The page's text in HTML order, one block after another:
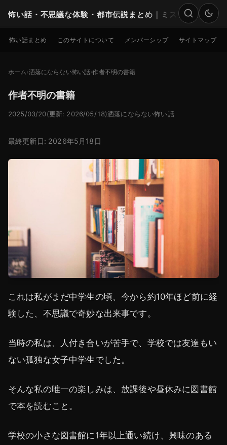
怖い話・不思議な体験・都市伝説まとめ｜ミステリー
検索
怖い話まとめ このサイトについて メンバーシップ サイトマップ
ホーム 洒落にならない怖い話 作者不明の書籍
作者不明の書籍
2025/03/20(更新: 2026/05/18)洒落にならない怖い話
最終更新日: 2026年5月18日
これは私がまだ中学生の頃、今から約10年ほど前に経
験した、不思議で奇妙な出来事です。
当時の私は、人付き合いが苦手で、学校では友達もい
ない孤独な女子中学生でした。
そんな私の唯一の楽しみは、放課後や昼休みに図書館
で本を読むこと。
学校の小さな図書館に1年以上通い続け、興味のある